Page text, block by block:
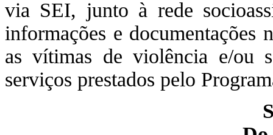
via SEI, junto à rede
informações e documentações
as vítimas de violência e/ou
serviços prestados pelo